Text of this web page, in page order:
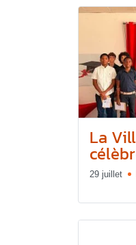
La
29 juillet